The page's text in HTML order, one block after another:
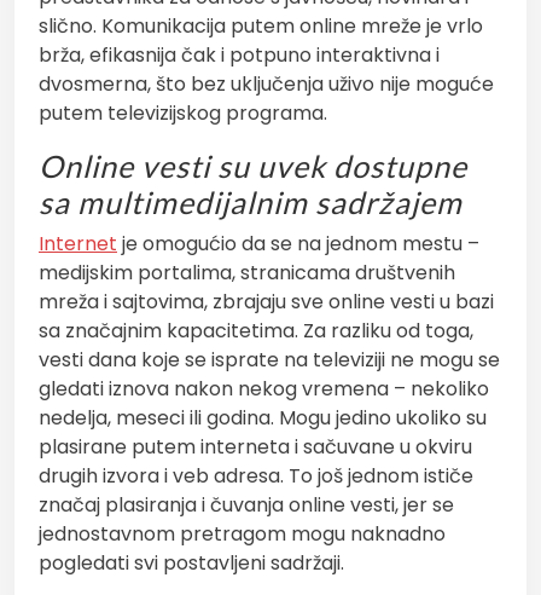
slično. Komunikacija putem online mreže je vrlo
brža, efikasnija čak i potpuno interaktivna i
dvosmerna, što bez uključenja uživo nije moguće
putem televizijskog programa.
Online vesti su uvek dostupne
sa multimedijalnim sadržajem
Internet je omogućio da se na jednom mestu –
medijskim portalima, stranicama društvenih
mreža i sajtovima, zbrajaju sve online vesti u bazi
sa značajnim kapacitetima. Za razliku od toga,
vesti dana koje se isprate na televiziji ne mogu se
gledati iznova nakon nekog vremena – nekoliko
nedelja, meseci ili godina. Mogu jedino ukoliko su
plasirane putem interneta i sačuvane u okviru
drugih izvora i veb adresa. To još jednom ističe
značaj plasiranja i čuvanja online vesti, jer se
jednostavnom pretragom mogu naknadno
pogledati svi postavljeni sadržaji.